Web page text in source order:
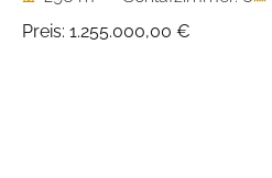
Preis: 1.255.000,00 €